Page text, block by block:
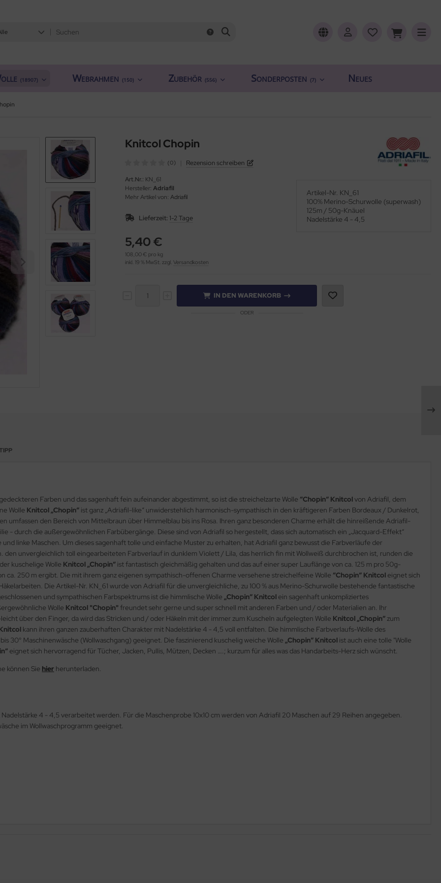
(18907) Webrahmen (150) Zubehör (556) Sonderposten (7) Neues
Knitcol Chopin
(0) Rezension schreiben
Art.Nr.: KN_61
Hersteller: Adriafil
Mehr Artikel von: Adriafil
Lieferzeit: 1-2 Tage
5,40 €
108,00 € pro kg
inkl. 19 % MwSt. zzgl. Versandkosten
Artikel-Nr. KN_61
100% Merino-Schurwolle (superwash)
125m / 50g-Knäuel
Nadelstärke 4 - 4,5
IN DEN WARENKORB
ODER
Farben und das sagenhaft fein aufeinander abgestimmt, so ist die streichelzarte Wolle “Chopin“ Knitcolvon Adriafil, dem
Wolle Knitcol „Chopin“ ist ganz „Adriafil-like“ unwiderstehlich harmonisch-sympathisch in den kräftigeren Farben Bordeaux / Dunkelrot,
umfassen den Bereich von Mittelbraun über Himmelblau bis ins Rosa. Ihren ganz besonderen Charme erhält die hinreißende Adriafil-
- durch die außergewöhnlichen Farbübergänge. Diese sind von Adriafil so hergestellt, dass sich automatisch ein „Jacquard-Effekt“
linke Maschen. Um dieses sagenhaft tolle und einfache Muster zu erhalten, hat Adriafil ganz bewusst die Farbverläufe der
den unvergleichlich toll eingearbeiteten Farbverlauf in dunklem Violett / Lila, das herrlich fin mit Wollweiß durchbrochen ist, runden die
kuschelige Wolle Knitcol „Chopin“ ist fantastisch gleichmäßig gehalten und das auf einer super Lauflänge von ca. 125 m pro 50g-
ca. 250 m ergibt. Die mit ihrem ganz eigenen sympathisch-offenen Charme versehene streichelfeine Wolle “Chopin“ Knitcol eignet sich
Die Artikel-Nr. KN_61 wurde von Adriafil für die unvergleichliche, zu 100 % aus Merino-Schurwolle bestehende fantastische
und sympathischen Farbspektrums ist die himmlische Wolle „Chopin“ Knitcol ein sagenhaft unkompliziertes
Wolle Knitcol "Chopin" freundet sehr gerne und super schnell mit anderen Farben und / oder Materialien an. Ihr
über den Finger, da wird das Stricken und / oder Häkeln mit der immer zum Kuscheln aufgelegten Wolle Knitcol „Chopin“zum
kann ihren ganzen zauberhaften Charakter mit Nadelstärke 4 - 4,5 voll entfalten. Die himmlische Farbverlaufs-Wolle des
30° Maschinenwäsche (Wollwaschgang) geeignet. Die faszinierend kuschelig weiche Wolle „Chopin“ Knitcol ist auch eine tolle "Wolle
eignet sich hervorragend für Tücher, Jacken, Pullis, Mützen, Decken ….; kurzum für alles was das Handarbeits-Herz sich wünscht.
können Sie hier herunterladen.
4 - 4,5 verarbeitet werden. Für die Maschenprobe 10x10 cm werden von Adriafil 20 Maschen auf 29 Reihen angegeben.
im Wollwaschprogramm geeignet.